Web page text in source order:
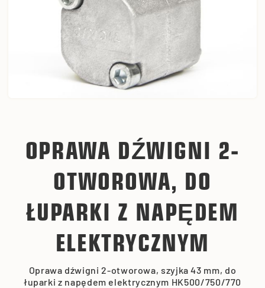
OPRAWA DŹWIGNI 2-
OTWOROWA, DO
ŁUPARKI Z NAPĘDEM
ELEKTRYCZNYM
Oprawa dźwigni 2-otworowa, szyjka 43 mm, do
łuparki z napędem elektrycznym HK500/750/770